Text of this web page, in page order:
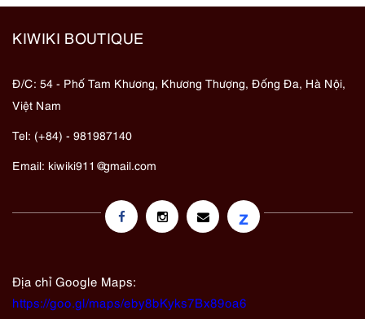
KIWIKI BOUTIQUE
Đ/C: 54 - Phố Tam Khương, Khương Thượng, Đống Đa, Hà Nội,
Việt Nam
Tel: (+84) - 981987140
Email: kiwiki911@gmail.com
z
Địa chỉ Google Maps:
https://goo.gl/maps/eby8bKyks7Bx89oa6